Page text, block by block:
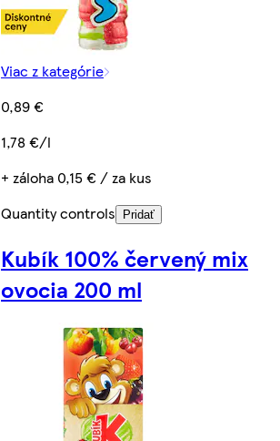
Viac z kategórie
0,89 €
1,78 €/l
+ záloha 0,15 € / za kus
Quantity controls
Pridať
Kubík 100% červený mix
ovocia 200 ml